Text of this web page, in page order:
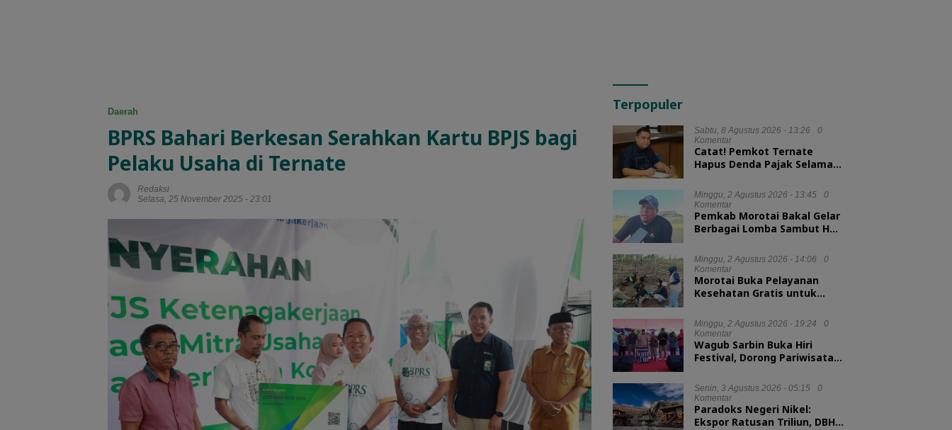
Daerah
BPRS Bahari Berkesan Serahkan Kartu BPJS bagi
Pelaku Usaha di Ternate
Redaksi
Selasa, 25 November 2025 - 23:01
Terpopuler
Sabtu, 8 Agustus 2026 - 13:26
0
Komentar
Catat! Pemkot Ternate
Hapus Denda Pajak Selama
Minggu, 2 Agustus 2026 - 13:45
0
Komentar
Pemkab Morotai Bakal Gelar
Berbagai Lomba Sambut HUT
Minggu, 2 Agustus 2026 - 14:06
0
Komentar
Morotai Buka Pelayanan
Kesehatan Gratis untuk
Minggu, 2 Agustus 2026 - 19:24
0
Komentar
Wagub Sarbin Buka Hiri
Festival, Dorong Pariwisata
Senin, 3 Agustus 2026 - 05:15
0
Komentar
Paradoks Negeri Nikel:
Ekspor Ratusan Triliun, DBH